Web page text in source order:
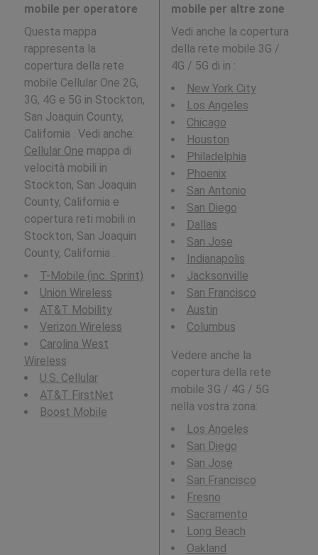
mobile per operatore
Questa mappa
rappresenta la
copertura della rete
mobile Cellular One 2G,
3G, 4G e 5G in Stockton,
San Joaquin County,
California . Vedi anche:
Cellular One mappa di
velocità mobili in
Stockton, San Joaquin
County, California e
copertura reti mobili in
Stockton, San Joaquin
County, California .
T-Mobile (inc. Sprint)
Union Wireless
AT&T Mobility
Verizon Wireless
Carolina West
Wireless
U.S. Cellular
AT&T FirstNet
Boost Mobile
mobile per altre zone
Vedi anche la copertura
della rete mobile 3G /
4G / 5G di in :
New York City
Los Angeles
Chicago
Houston
Philadelphia
Phoenix
San Antonio
San Diego
Dallas
San Jose
Indianapolis
Jacksonville
San Francisco
Austin
Columbus
Vedere anche la
copertura della rete
mobile 3G / 4G / 5G
nella vostra zona:
Los Angeles
San Diego
San Jose
San Francisco
Fresno
Sacramento
Long Beach
Oakland